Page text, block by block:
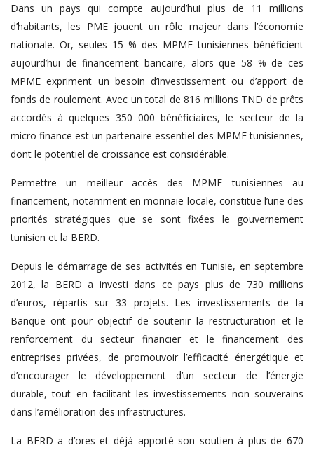
Dans un pays qui compte aujourd’hui plus de 11 millions
d’habitants, les PME jouent un rôle majeur dans l’économie
nationale. Or, seules 15 % des MPME tunisiennes bénéficient
aujourd’hui de financement bancaire, alors que 58 % de ces
MPME expriment un besoin d’investissement ou d’apport de
fonds de roulement. Avec un total de 816 millions TND de prêts
accordés à quelques 350 000 bénéficiaires, le secteur de la
micro finance est un partenaire essentiel des MPME tunisiennes,
dont le potentiel de croissance est considérable.
Permettre un meilleur accès des MPME tunisiennes au
financement, notamment en monnaie locale, constitue l’une des
priorités stratégiques que se sont fixées le gouvernement
tunisien et la BERD.
Depuis le démarrage de ses activités en Tunisie, en septembre
2012, la BERD a investi dans ce pays plus de 730 millions
d’euros, répartis sur 33 projets. Les investissements de la
Banque ont pour objectif de soutenir la restructuration et le
renforcement du secteur financier et le financement des
entreprises privées, de promouvoir l’efficacité énergétique et
d’encourager le développement d’un secteur de l’énergie
durable, tout en facilitant les investissements non souverains
dans l’amélioration des infrastructures.
La BERD a d’ores et déjà apporté son soutien à plus de 670